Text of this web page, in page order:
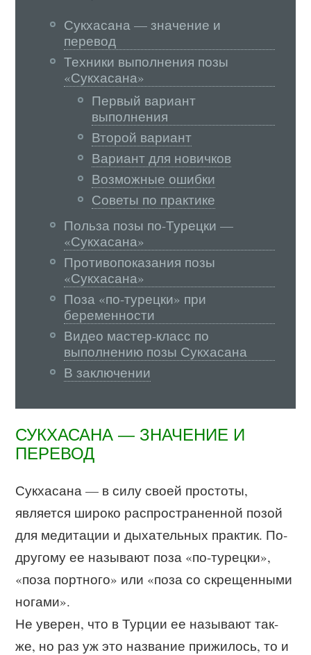
Сукхасана — значение и
перевод
Техники выполнения позы
«Сукхасана»
Первый вариант
выполнения
Второй вариант
Вариант для новичков
Возможные ошибки
Советы по практике
Польза позы по-Турецки —
«Сукхасана»
Противопоказания позы
«Сукхасана»
Поза «по-турецки» при
беременности
Видео мастер-класс по
выполнению позы Сукхасана
В заключении
СУКХАСАНА — ЗНАЧЕНИЕ И
ПЕРЕВОД
Сукхасана — в силу своей простоты,
является широко распространенной позой
для медитации и дыхательных практик. По-
другому ее называют поза «по-турецки»,
«поза портного» или «поза со скрещенными
ногами».
Не уверен, что в Турции ее называют так-
же, но раз уж это название прижилось, то и